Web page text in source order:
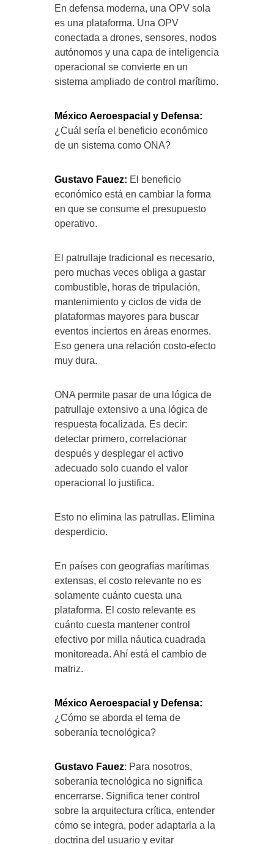
En defensa moderna, una OPV sola
es una plataforma. Una OPV
conectada a drones, sensores, nodos
autónomos y una capa de inteligencia
operacional se convierte en un
sistema ampliado de control marítimo.
México Aeroespacial y Defensa:
¿Cuál sería el beneficio económico
de un sistema como ONA?
Gustavo Fauez: El beneficio
económico está en cambiar la forma
en que se consume el presupuesto
operativo.
El patrullaje tradicional es necesario,
pero muchas veces obliga a gastar
combustible, horas de tripulación,
mantenimiento y ciclos de vida de
plataformas mayores para buscar
eventos inciertos en áreas enormes.
Eso genera una relación costo-efecto
muy dura.
ONA permite pasar de una lógica de
patrullaje extensivo a una lógica de
respuesta focalizada. Es decir:
detectar primero, correlacionar
después y desplegar el activo
adecuado solo cuando el valor
operacional lo justifica.
Esto no elimina las patrullas. Elimina
desperdicio.
En países con geografías marítimas
extensas, el costo relevante no es
solamente cuánto cuesta una
plataforma. El costo relevante es
cuánto cuesta mantener control
efectivo por milla náutica cuadrada
monitoreada. Ahí está el cambio de
matriz.
México Aeroespacial y Defensa:
¿Cómo se aborda el tema de
soberanía tecnológica?
Gustavo Fauez: Para nosotros,
soberanía tecnológica no significa
encerrarse. Significa tener control
sobre la arquitectura crítica, entender
cómo se integra, poder adaptarla a la
doctrina del usuario y evitar